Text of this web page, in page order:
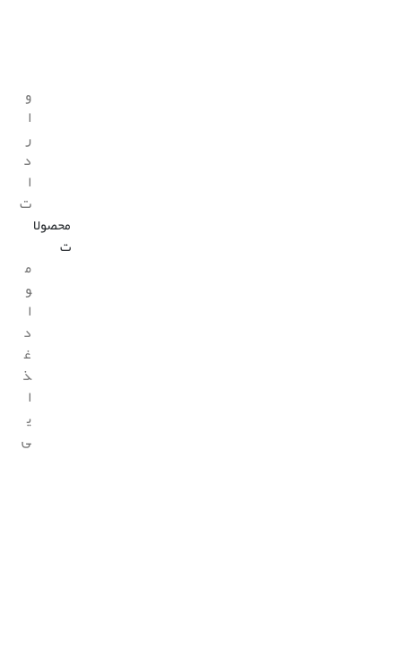
و
ا
ر
د
ا
ت
محصولا
ت
م
و
ا
د
غ
ذ
ا
ی
ی